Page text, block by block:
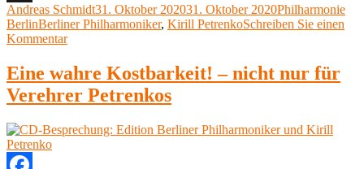
X
Autor
Andreas SchmidtVeröffentlicht
am
31. Oktober 202031. Oktober 2020Kategorien
Philharmonie
BerlinSchlagwörter
Berliner Philharmoniker, Kirill PetrenkoSchreiben Sie einen
Kommentarzu
Philharmoniker,
Kirill
Petrenko,
Berlin,
29.
Eine wahre Kostbarkeit! – nicht nur für
Verehrer Petrenkos